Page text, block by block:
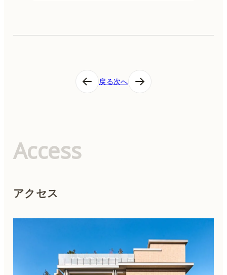
ン
戻る次へ
Access
アクセス